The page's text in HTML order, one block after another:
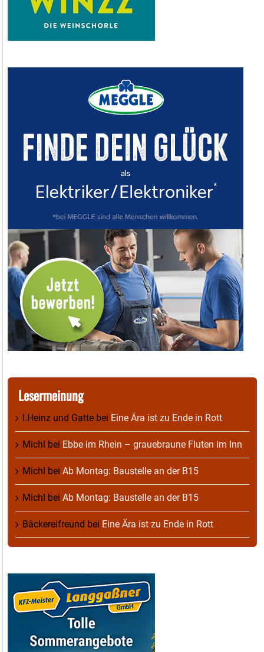
Lesermeinung
I.Heinz und Gatte bei Eine Ära ist zu Ende in Rott
Michl bei Ebbe im Rhein – grauebraune Fluten im Inn
Michl bei Ab Montag: Baustelle an der B15
Michl bei Ab Montag: Baustelle an der B15
Bäckereifreund bei Eine Ära ist zu Ende in Rott